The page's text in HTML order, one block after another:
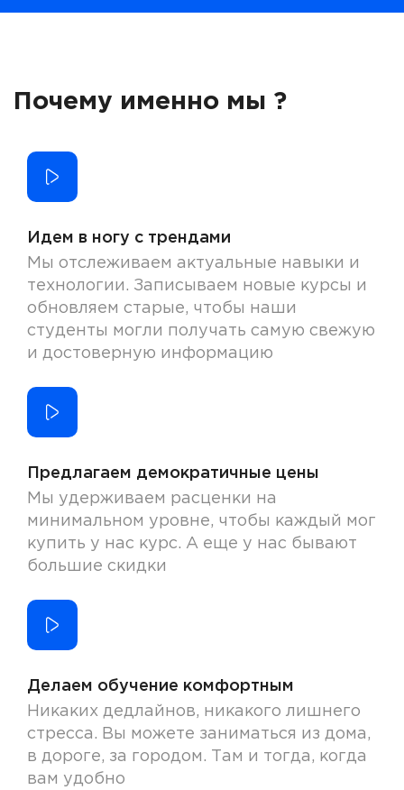
Почему именно мы ?
Идем в ногу с трендами
Мы отслеживаем актуальные навыки и
технологии. Записываем новые курсы и
обновляем старые, чтобы наши
студенты могли получать самую свежую
и достоверную информацию
Предлагаем демократичные цены
Мы удерживаем расценки на
минимальном уровне, чтобы каждый мог
купить у нас курс. А еще у нас бывают
большие скидки
Делаем обучение комфортным
Никаких дедлайнов, никакого лишнего
стресса. Вы можете заниматься из дома,
в дороге, за городом. Там и тогда, когда
вам удобно